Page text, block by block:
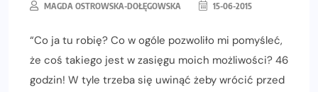
MAGDA OSTROWSKA-DOŁĘGOWSKA 15-06-2015
“Co ja tu robię? Co w ogóle pozwoliło mi pomyśleć,
że coś takiego jest w zasięgu moich możliwości? 46
godzin! W tyle trzeba się uwinąć żeby wrócić przed